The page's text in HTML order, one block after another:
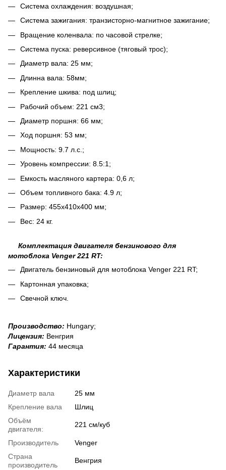
Система охлаждения: воздушная;
Система зажигания: транзисторно-магнитное зажигание;
Вращение коленвала: по часовой стрелке;
Система пуска: реверсивное (тяговый трос);
Диаметр вала: 25 мм;
Длинна вала: 58мм;
Крепление шкива: под шлиц;
Рабочий объем: 221 см3;
Диаметр поршня: 66 мм;
Ход поршня: 53 мм;
Мощность: 9.7 л.с.;
Уровень компрессии: 8.5:1;
Емкость масляного картера: 0,6 л;
Объем топливного бака: 4.9 л;
Размер: 455x410x400 мм;
Вес: 24 кг.
Комплектация двигателя бензинового для
мотоблока Venger 221 RT:
Двигатель бензиновый для мотоблока Venger 221 RT;
Картонная упаковка;
Свечной ключ.
Производство: Hungary;
Лицензия: Венгрия
Гарантия: 44 месяца
Характеристики
Диаметр вала
25 мм
Крепление вала
Шлиц
Объём
двигателя:
221 см/куб
Производитель
Venger
Страна
производитель
Венгрия